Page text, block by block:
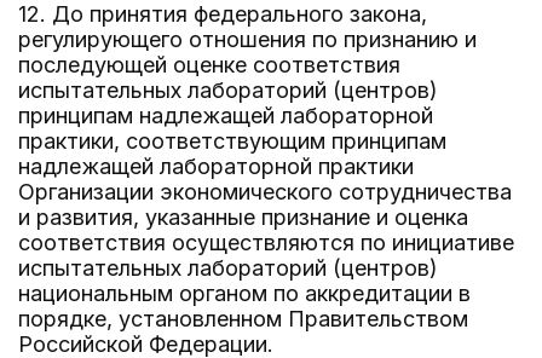
12. До принятия федерального закона,
регулирующего отношения по признанию и
последующей оценке соответствия
испытательных лабораторий (центров)
принципам надлежащей лабораторной
практики, соответствующим принципам
надлежащей лабораторной практики
Организации экономического сотрудничества
и развития, указанные признание и оценка
соответствия осуществляются по инициативе
испытательных лабораторий (центров)
национальным органом по аккредитации в
порядке, установленном Правительством
Российской Федерации.